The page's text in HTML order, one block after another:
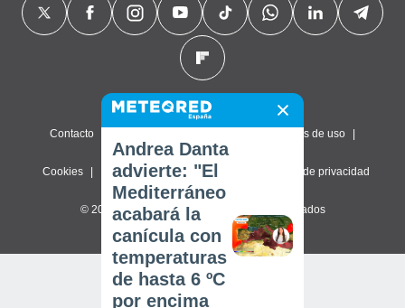
Contacto Términos de uso
Cookies Política de privacidad Configuración de privacidad
© 2026 Meteored. Todos los derechos reservados
Andrea Danta
advierte: "El
Mediterráneo
acabará la
canícula con
temperaturas
de hasta 6 ºC
por encima